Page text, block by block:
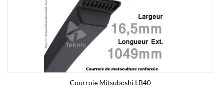
Courroie Mitsuboshi LB40